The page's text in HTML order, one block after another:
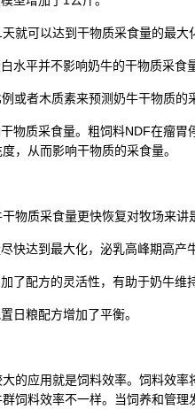
可以达到干物质采食量的最大
平并不影响奶牛的干物质采食
者木质素来预测奶牛干物质的
质采食量。粗饲料NDF在瘤胃
，从而影响干物质的采食量。
质采食量更快恢复对牧场来讲
达到最大化，泌乳高峰期高产
配方的灵活性，有助于奶牛维
粮配方增加了平衡。
应用就是饲料效率。饲料效率
饲料效率不一样。当饲养和管